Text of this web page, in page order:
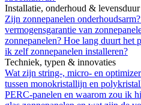
Installatie, onderhoud & levensduur
Zijn zonnepanelen onderhoudsarm?
vermogensgarantie van
zonnepanelen? Hoe lang duurt het
ik zelf zonnepanelen installeren?
Techniek, typen & innovaties
Wat zijn string-, micro- en
tussen monokristallijn en
PERC-panelen en waarom zou ik